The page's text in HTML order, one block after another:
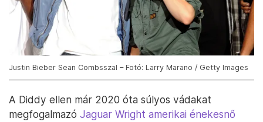
Justin Bieber Sean Combsszal – Fotó: Larry Marano / Getty Images
A Diddy ellen már 2020 óta súlyos vádakat
megfogalmazó Jaguar Wright amerikai énekesnő